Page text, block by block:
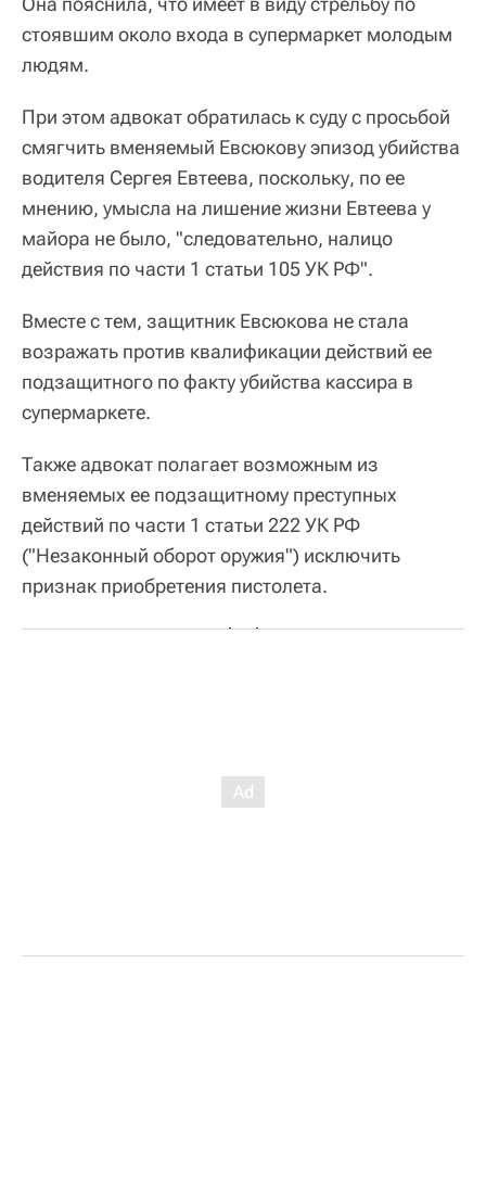
стоявшим около входа в супермаркет молодым
людям.
При этом адвокат обратилась к суду с просьбой
смягчить вменяемый Евсюкову эпизод убийства
водителя Сергея Евтеева, поскольку, по ее
мнению, умысла на лишение жизни Евтеева у
майора не было, "следовательно, налицо
действия по части 1 статьи 105 УК РФ".
Вместе с тем, защитник Евсюкова не стала
возражать против квалификации действий ее
подзащитного по факту убийства кассира в
супермаркете.
Также адвокат полагает возможным из
вменяемых ее подзащитному преступных
действий по части 1 статьи 222 УК РФ
("Незаконный оборот оружия") исключить
признак приобретения пистолета.